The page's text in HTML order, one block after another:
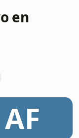
en
AF